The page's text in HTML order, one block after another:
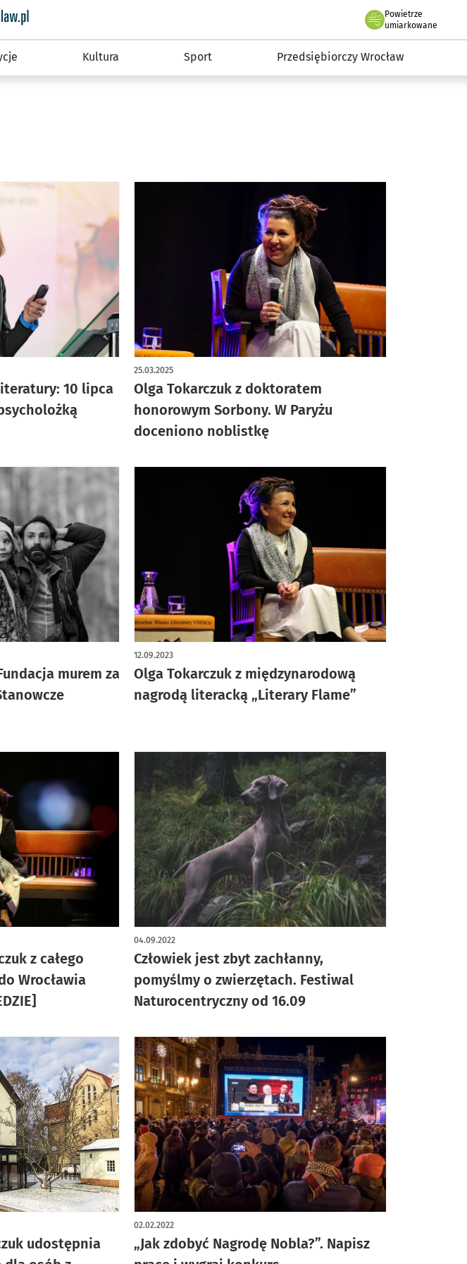
Serwis informacyjny wroclaw.pl
Powietrze
we Wrocławiu
umiarkowane
Kultura Sport Przedsiębiorczy Wrocław
10 lipca
Olga Tokarczuk z doktoratem
honorowym Sorbony. W Paryżu
doceniono noblistkę
25.03.2025
murem za
Olga Tokarczuk z międzynarodową
nagrodą literacką „Literary Flame”
12.09.2023
z całego
Wrocławia
Człowiek jest zbyt zachłanny,
pomyślmy o zwierzętach. Festiwal
Naturocentryczny od 16.09
04.09.2022
udostępnia
„Jak zdobyć Nagrodę Nobla?”. Napisz
02.02.2022